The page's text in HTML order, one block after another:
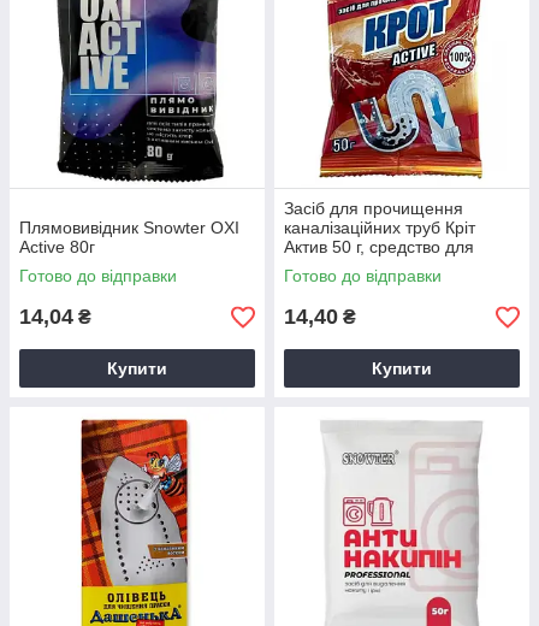
Плямовивідник Snowter OXI
Active 80г
Готово до відправки
14,04 ₴
Купити
Засіб для прочищення
каналізаційних труб Кріт
Актив 50 г, средство для
чистки труб
Готово до відправки
14,40 ₴
Купити